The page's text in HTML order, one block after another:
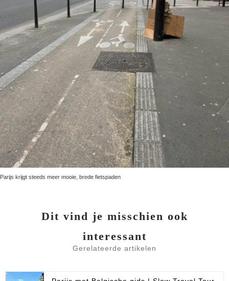
Parijs krijgt steeds meer mooie, brede fietspaden
Dit vind je misschien ook
interessant
Gerelateerde artikelen